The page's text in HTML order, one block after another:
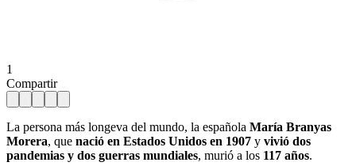
1
Compartir
La persona más longeva del mundo, la española María Branyas
Morera, que nació en Estados Unidos en 1907 y vivió dos
pandemias y dos guerras mundiales, murió a los 117 años.